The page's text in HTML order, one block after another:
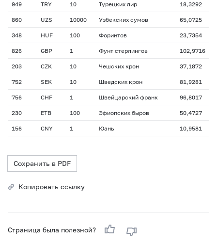
949 TRY 10 Турецких лир 18,3292
860 UZS 10000 Узбекских сумов 65,0725
348 HUF 100 Форинтов 23,7354
826 GBP 1 Фунт стерлингов 102,9716
203 CZK 10 Чешских крон 37,1872
752 SEK 10 Шведских крон 81,9281
756 CHF 1 Швейцарский франк 96,8017
230 ETB 100 Эфиопских быров 50,4727
156 CNY 1 Юань 10,9581
Сохранить в PDF
Копировать ссылку
Страница была полезной?